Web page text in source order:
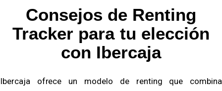
Consejos de Renting
Tracker para tu elección
con Ibercaja
Ibercaja ofrece un modelo de renting que combina